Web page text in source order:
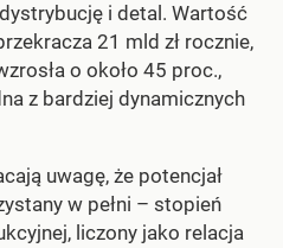
i detal. Wartość
21 mld zł rocznie,
o około 45 proc.,
z bardziej dynamicznych
uwagę, że potencjał
w pełni – stopień
liczony jako relacja